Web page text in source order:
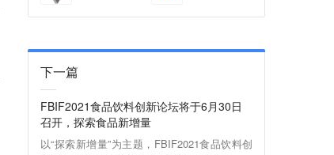
下一篇
FBIF2021食品饮料创新论坛将于6月30日
召开，探索食品新增量
以“探索新增量”为主题，FBIF2021食品饮料创